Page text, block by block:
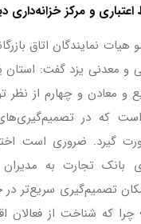
و مرکز خزانه‌داری
نمایندگان اتاق
معدنی یزد گفت: استان
و معادن و چهارم از نظر
که در
گیرد. ضروری است
بانک تجارت به مدیران
تصمیم‌گیری سریع‌تر
چرا که شناخت از فعالان